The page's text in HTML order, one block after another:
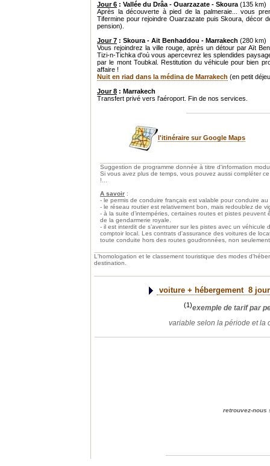
Jour 6 : Vallée du Drâa - Ouarzazate - Skoura (135 km)
Après la découverte à pied de la palmeraie... vous
Tifermine pour rejoindre Ouarzazate puis Skoura, décor
pension).
Jour 7 : Skoura - Aït Benhaddou - Marrakech (280 km)
Vous rejoindrez la ville rouge, après un détour par Aït
Tizi-n-Tichka d'où vous apercevrez les splendides
par le mont Toubkal. Restitution du véhicule pour bien
affaire !
Nuit en riad dans la médina de Marrakech (en petit
Jour 8 : Marrakech
Transfert privé vers l'aéroport. Fin de nos services.
l'itinéraire sur Google Maps
Suggestion de programme donnée à titre d'information
Si vous avez plus de temps, vous pouvez aussi compléter
!...
A savoir :
- le permis de conduire français est valable pour conduire au
- le réseau routier est relativement bon, mais redoublez de
- à la suite d’intempéries, certaines routes et pistes
de la gendarmerie royale.
- il est interdit de s’aventurer sur les pistes avec un véhicule
comptoir local. Les contrats d'assurance des voitures de
toute conduite hors des routes goudronnées, non
L'homologation et le classement touristique des modes
destination.
voiture + hébergement 8
(1)exemple de tarif par
variable selon la période et la
retrouvez-